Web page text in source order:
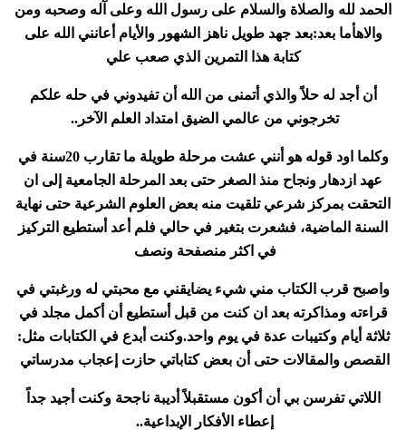
الحمد لله والصلاة والسلام على رسول الله وعلى آله وصحبه ومن
والاهأما بعد:بعد جهد طويل ناهز الشهور والأيام أعانني الله على
كتابة هذا التمرين الذي صعب علي
أن أجد له حلاً والذي أتمنى من الله أن تفيدوني في حله علكم
تخرجوني من عالمي الضيق امتداد العلم الآخر ..
وكلما اود قوله هو أنني عشت مرحلة طويلة ما تقارب 20سنة في
عهد ازدهار ونجاح منذ الصغر حتى بعد المرحلة الجامعية إلى ان
التحقت بمركز شرعي تلقيت منه بعض العلوم الشرعية حتى نهاية
السنة الماضية، فشعرت بتغير في حالي فلم أعد أستطيع التركيز
في اكثر منصفحة ونصف
واصبح قرب الكتاب مني شيء يضايقني مع محبتي له ورغبتي في
قراءته ومذاكرته بعد ان كنت من قبل أستطيع أن أكمل مجلد في
ثلاثة أيام وكتيبات عدة في يوم واحد.وكنت أبدع في الكتابات مثل:
القصص والمقالات حتى أن بعض كتاباتي حازت إعجاب مدرساتي
اللاتي تفرسن بي أن أكون مستقبلاً أديبة ناجحة وكنت أجيد جداً
إعطاء الأفكار الإبداعية..